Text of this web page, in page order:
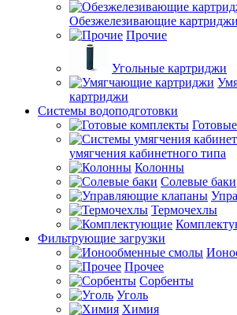
Обезжелезивающие картриджи
Прочие
Угольные картриджи
картриджи
Системы водоподготовки
умягчения кабинетного типа
Колонны
Солевые баки
Термочехлы
Фильтрующие загрузки
Прочее
Сорбенты
Уголь
Химия